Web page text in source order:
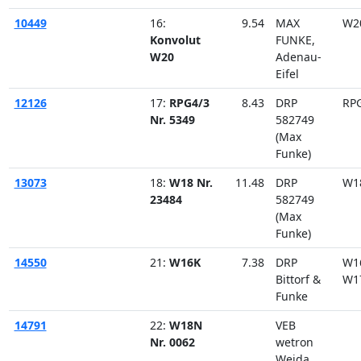
10449
16:
Konvolut
W20
9.54
MAX
FUNKE,
Adenau-
Eifel
12126 17: RPG4/3
Nr. 5349
8.43
DRP
582749
(Max
Funke)
13073 18: W18 Nr.
23484
11.48
DRP
582749
(Max
Funke)
14550 21: W16K 7.38
DRP
Bittorf &
Funke
14791 22: W18N
Nr. 0062
VEB
wetron